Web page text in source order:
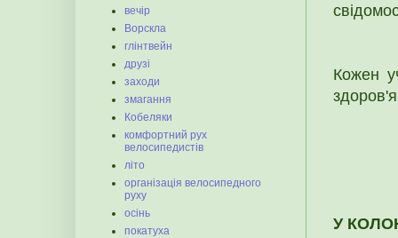
Кожен
У
вечір
Ворскла
глінтвейн
друзі
заходи
змагання
Кобеляки
комфортний рух
велосипедистів
літо
організація велосипедного
руху
осінь
покатуха